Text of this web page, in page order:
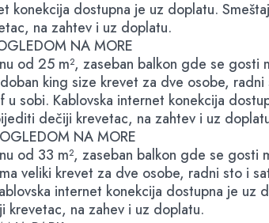
konekcija dostupna je uz doplatu.
na zahtev i uz doplatu.
NA MORE
od 25 m², zaseban balkon gde se
king size krevet za dve osobe,
u sobi. Kablovska internet konekcija
dečiji krevetac, na zahtev i uz
NA MORE
od 33 m², zaseban balkon gde se
veliki krevet za dve osobe, radni sto i
internet konekcija dostupna je
na zahev i uz doplatu.